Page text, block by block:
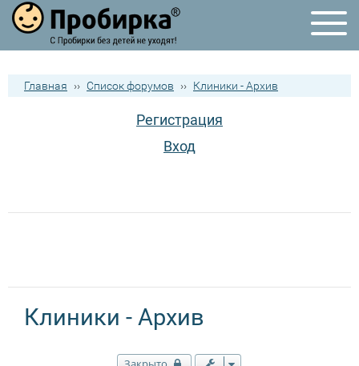
Главная ›› Список форумов ›› Клиники - Архив
Регистрация
Вход
Клиники - Архив